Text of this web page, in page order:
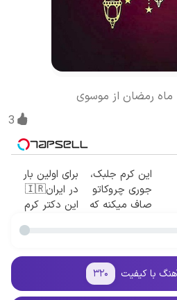
ماه رمضان از موسوی
3
این کرم جلبک،
جوری چروکاتو
صاف میکنه که
برای اولین بار
در ایران🇮🇷
این دکتر کرم
روزه ساخت!
با کیفیت ۳۲۰